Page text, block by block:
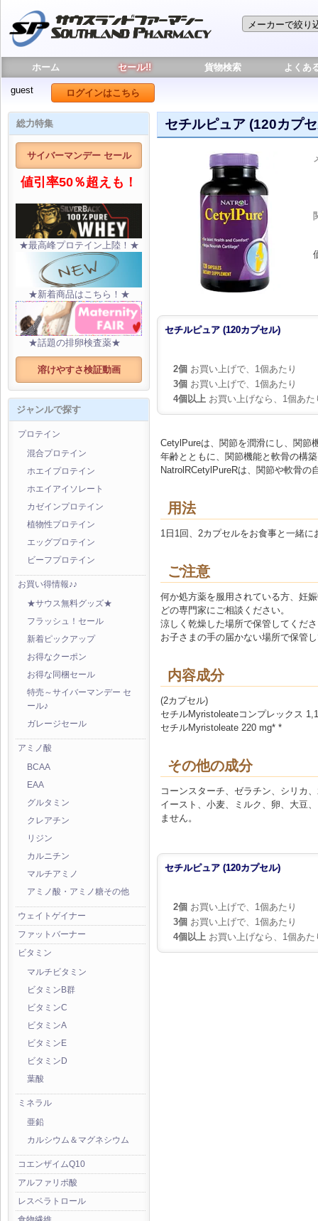
ホーム セール!! 貨物検索 よくあ
guest ログインはこちら
総力特集
サイバーマンデー セール
値引率50％超えも！
★最高峰プロテイン上陸！★
★新着商品はこちら！★
★話題の排卵検査薬★
溶けやすさ検証動画
ジャンルで探す
プロテイン
混合プロテイン
ホエイプロテイン
ホエイアイソレート
カゼインプロテイン
植物性プロテイン
エッグプロテイン
ビーフプロテイン
お買い得情報♪♪
★サウス無料グッズ★
フラッシュ！セール
新着ピックアップ
お得なクーポン
お得な同梱セール
特売～サイバーマンデー セ
ール♪
ガレージセール
アミノ酸
BCAA
EAA
グルタミン
クレアチン
リジン
カルニチン
マルチアミノ
アミノ酸・アミノ糖その他
ウェイトゲイナー
ファットバーナー
ビタミン
マルチビタミン
ビタミンB群
ビタミンC
ビタミンA
ビタミンE
ビタミンD
葉酸
ミネラル
亜鉛
カルシウム＆マグネシウム
コエンザイムQ10
アルファリポ酸
レスベラトロール
セチルピュア (120カプ
セチルピュア (120カプセル)
2個 お買い上げで、1個あたり
3個 お買い上げで、1個あたり
4個以上 お買い上げなら、1個あた
CetylPureは、関節を潤滑にし、関節
年齢とともに、関節機能と軟骨の構
NatrolRCetylPureRは、関節や軟骨
用法
1日1回、2カプセルをお食事と一緒
ご注意
何か処方薬を服用されている方、妊
どの専門家にご相談ください。
涼しく乾燥した場所で保管してくだ
お子さまの手の届かない場所で保管
内容成分
(2カプセル)
セチルMyristoleateコンプレックス
セチルMyristoleate 220 mg* *
その他の成分
コーンスターチ、ゼラチン、シリカ
イースト、小麦、ミルク、卵、大豆
ません。
セチルピュア (120カプセル)
2個 お買い上げで、1個あたり
3個 お買い上げで、1個あたり
4個以上 お買い上げなら、1個あた